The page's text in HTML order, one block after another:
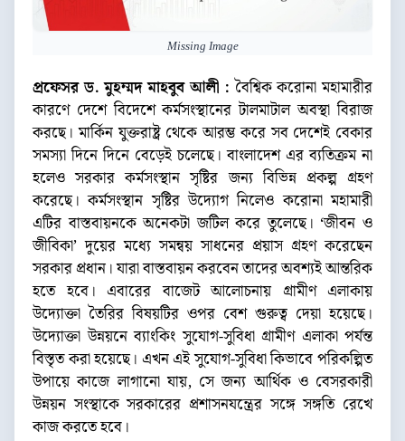
Missing Image
প্রফেসর ড. মুহম্মদ মাহবুব আলী : বৈশ্বিক করোনা মহামারীর
কারণে দেশে বিদেশে কর্মসংস্থানের টালমাটাল অবস্থা বিরাজ
করছে। মার্কিন যুক্তরাষ্ট্র থেকে আরম্ভ করে সব দেশেই বেকার
সমস্যা দিনে দিনে বেড়েই চলেছে। বাংলাদেশ এর ব্যতিক্রম না
হলেও সরকার কর্মসংস্থান সৃষ্টির জন্য বিভিন্ন প্রকল্প গ্রহণ
করেছে। কর্মসংস্থান সৃষ্টির উদ্যোগ নিলেও করোনা মহামারী
এটির বাস্তবায়নকে অনেকটা জটিল করে তুলেছে। ‘জীবন ও
জীবিকা’ দুয়ের মধ্যে সমন্বয় সাধনের প্রয়াস গ্রহণ করেছেন
সরকার প্রধান। যারা বাস্তবায়ন করবেন তাদের অবশ্যই আন্তরিক
হতে হবে। এবারের বাজেট আলোচনায় গ্রামীণ এলাকায়
উদ্যোক্তা তৈরির বিষয়টির ওপর বেশ গুরুত্ব দেয়া হয়েছে।
উদ্যোক্তা উন্নয়নে ব্যাংকিং সুযোগ-সুবিধা গ্রামীণ এলাকা পর্যন্ত
বিস্তৃত করা হয়েছে। এখন এই সুযোগ-সুবিধা কিভাবে পরিকল্পিত
উপায়ে কাজে লাগানো যায়, সে জন্য আর্থিক ও বেসরকারী
উন্নয়ন সংস্থাকে সরকারের প্রশাসনযন্ত্রের সঙ্গে সঙ্গতি রেখে
কাজ করতে হবে।